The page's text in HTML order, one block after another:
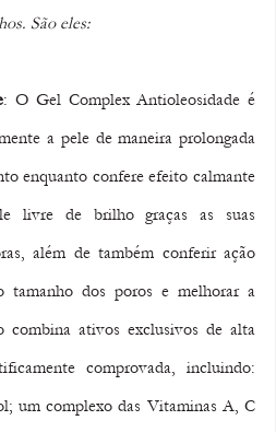
São eles:
: O Gel Complex Antioleosidade é
a pele de maneira prolongada
enquanto confere efeito calmante
livre de brilho graças as suas
além de também conferir ação
tamanho dos poros e melhorar a
ativos exclusivos de alta
comprovada, incluindo:
um complexo das Vitaminas A, C